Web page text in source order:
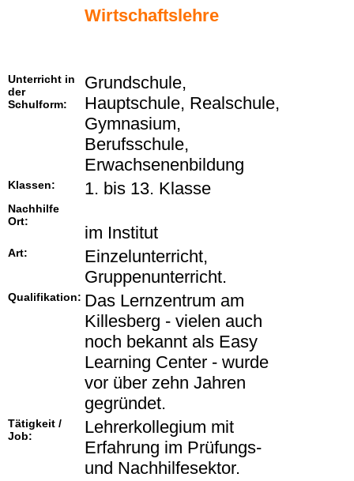
Wirtschaftslehre
Unterricht in
der
Schulform:
Grundschule,
Hauptschule, Realschule,
Gymnasium,
Berufsschule,
Erwachsenenbildung
Klassen: 1. bis 13. Klasse
Nachhilfe
Ort:
im Institut
Art:
Einzelunterricht,
Gruppenunterricht.
Qualifikation: Das Lernzentrum am
Killesberg - vielen auch
noch bekannt als Easy
Learning Center - wurde
vor über zehn Jahren
gegründet.
Tätigkeit /
Job:
Lehrerkollegium mit
Erfahrung im Prüfungs-
und Nachhilfesektor.